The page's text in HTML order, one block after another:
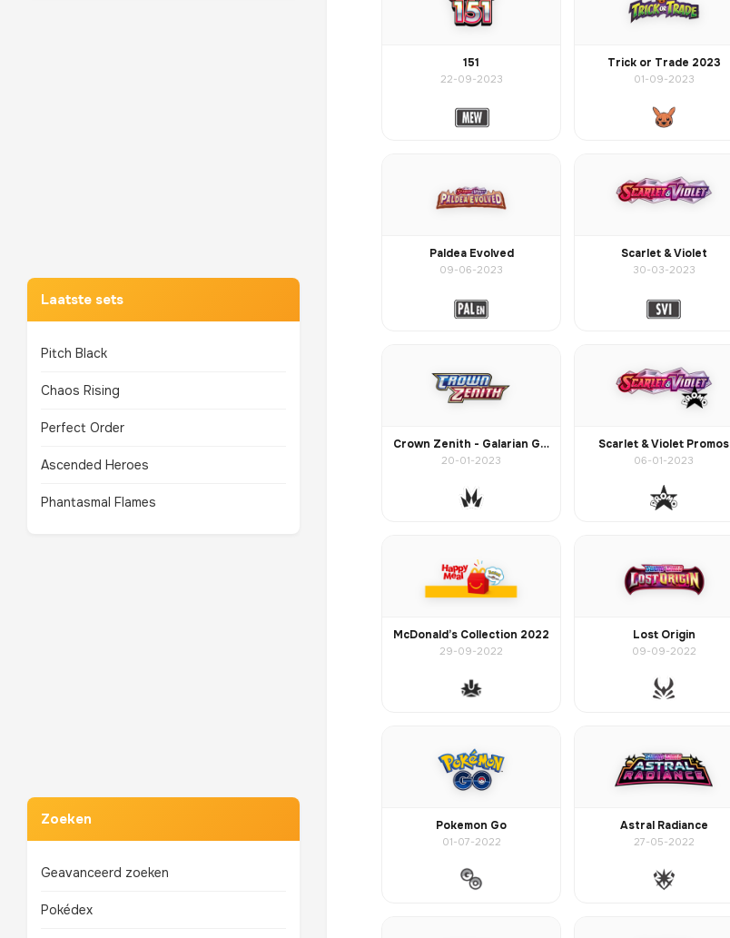
TOP 10 POKEMON
Laatste sets
Pitch Black
Chaos Rising
Perfect Order
Ascended Heroes
Phantasmal Flames
Zoeken
Geavanceerd zoeken
Pokédex
151
22-09-2023
Trick or Trade 2023
01-09-2023
Paldea Evolved
09-06-2023
Scarlet & Violet
30-03-2023
Crown Zenith - Galarian Gallery
20-01-2023
Scarlet & Violet Promos
06-01-2023
McDonald’s Collection 2022
29-09-2022
Lost Origin
09-09-2022
Pokemon Go
01-07-2022
Astral Radiance
27-05-2022